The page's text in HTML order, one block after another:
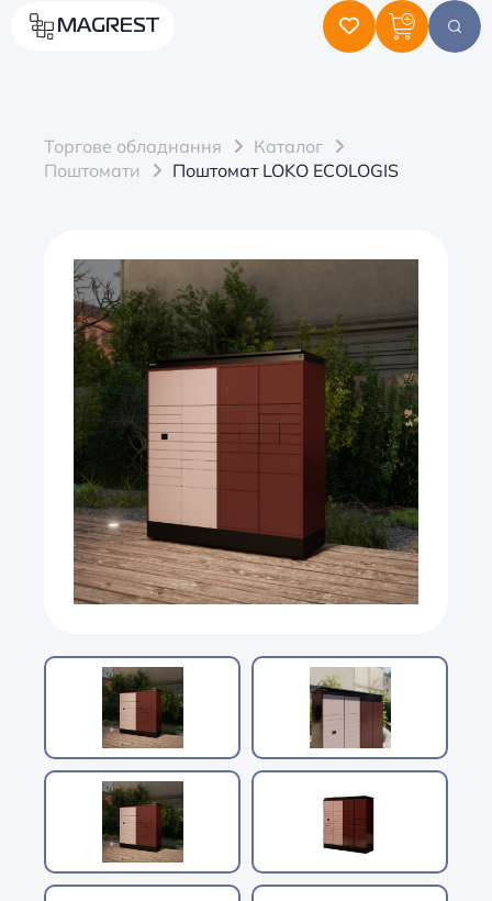
MAGREST
Торгове обладнання
Каталог
Поштомати
Поштомат LOKO ECOLOGIS